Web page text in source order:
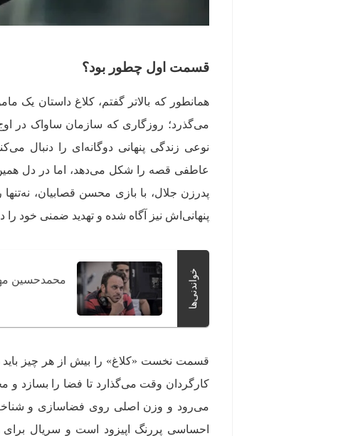
قسمت اول چطور بود؟
همانطور که بالاتر گفتم، کلاغ داستان یک
می‌گذرد؛ روزگاری که سازمان ساواک در
نوعی زندگی پنهانی دوگانه‌ای را دنبال
عاطفی قصه را شکل می‌دهد، اما در دل
پدرزن جلال، با بازی محسن قصابیان،
پنهانی‌اش نیز آگاه شده و تهدید ضمنی خود
خواندنی‌ها محمدحسین
قسمت نخست «کلاغ» را بیش از هر چیز باید
کارگردان وقت می‌گذارد تا فضا را بسازد و
می‌رود و وزن اصلی روی فضاسازی و شناخت
احساسی پررنگ اپیزود است و سریال